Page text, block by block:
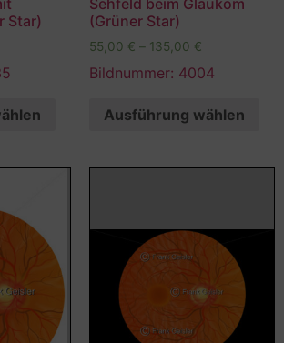
Star)
Sehfeld beim Glaukom
(Grüner Star)
55,00 € – 135,00 €
Bildnummer: 4004
Ausführung wählen